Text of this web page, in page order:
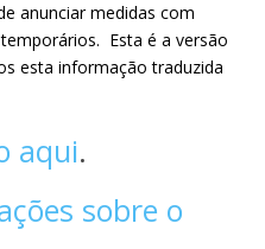
anunciar medidas com
Esta é a versão
esta informação traduzida
aqui.
sobre o